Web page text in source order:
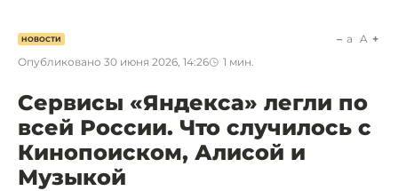
НОВОСТИ
Опубликовано 30 июня 2026, 14:26 1 мин.
a A
Сервисы «Яндекса» легли по
всей России. Что случилось с
Кинопоиском, Алисой и
Музыкой